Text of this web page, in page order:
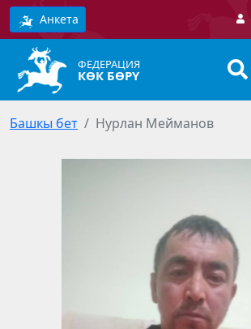
Анкета
ФЕДЕРАЦИЯ
КӨК БӨРҮ
Башкы бет Нурлан Мейманов